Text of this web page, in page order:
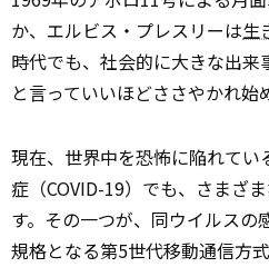
か、エルビス・プレスリーは生
時代でも、社会的に大きな出来
と言っていいほどささやかれ始
現在、世界中を恐怖に陥れて
症（COVID-19）でも、さまざ
す。その一つが、同ウイルスの
規格となる第5世代移動通信方